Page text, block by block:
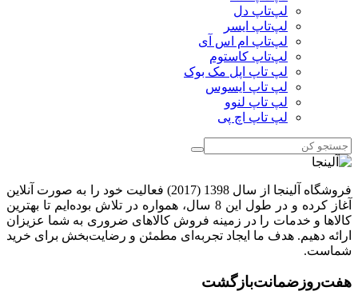
لپ‌تاپ دل
لپ‌تاپ ایسر
لپ‌تاپ ام اس آی
لپ‌تاپ کاستوم
لپ تاپ اپل مک بوک
لپ تاپ ایسوس
لپ تاپ لنوو
لپ تاپ اچ پی
فروشگاه آلینجا از سال 1398 (2017) فعالیت خود را به صورت آنلاین
آغاز کرده و در طول این 8 سال، همواره در تلاش بوده‌ایم تا بهترین
کالاها و خدمات را در زمینه فروش کالاهای ضروری به شما عزیزان
ارائه دهیم. هدف ما ایجاد تجربه‌ای مطمئن و رضایت‌بخش برای خرید
شماست.
هفت‌روز‌ضمانت‌بازگشت